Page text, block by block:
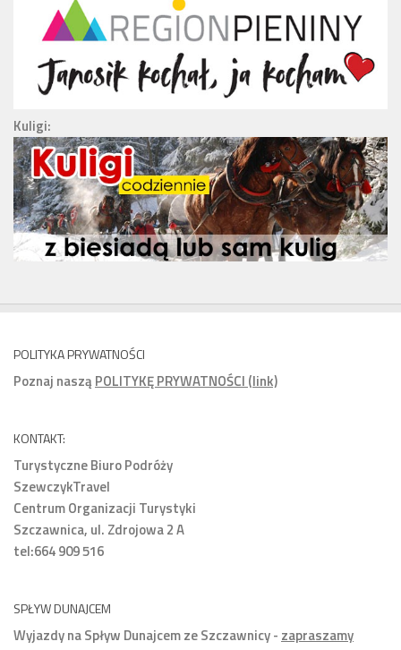
Kuligi:
POLITYKA PRYWATNOŚCI
Poznaj nasząPOLITYKĘ PRYWATNOŚCI (link)
KONTAKT:
Turystyczne Biuro Podróży
SzewczykTravel
Centrum Organizacji Turystyki
Szczawnica, ul. Zdrojowa 2 A
tel:664 909 516
SPŁYW DUNAJCEM
Wyjazdy na Spływ Dunajcem ze Szczawnicy - zapraszamy